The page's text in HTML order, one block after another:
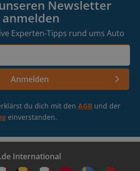
Newsletter
anmelden
Experten-Tipps rund ums Auto
Adresse
Anmelden
du dich mit den AGB und der
einverstanden.
International